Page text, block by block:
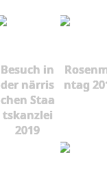
Besuch in
der närris
chen Staa
tskanzlei
2019
ntag